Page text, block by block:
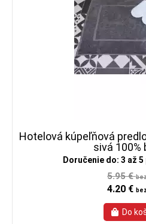
Hotelová kúpeľňová
sivá 100%
Doručenie do: 3 až
5.95 €
4.20 €